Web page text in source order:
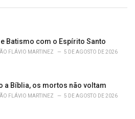
Batismo com o Espírito Santo
FLÁVIO MARTINEZ 5 DE AGOSTO DE 2026
a Bíblia, os mortos não voltam
FLÁVIO MARTINEZ 5 DE AGOSTO DE 2026